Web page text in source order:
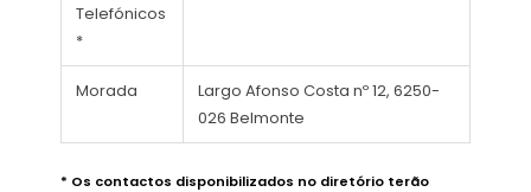
Telefónicos
*
Morada
Largo Afonso Costa nº 12, 6250-
026 Belmonte
* Os contactos disponibilizados no diretório terão